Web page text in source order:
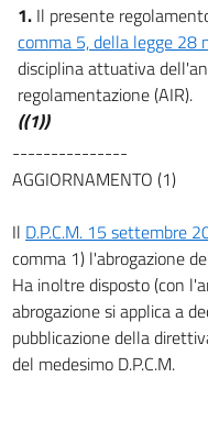
1. Il presente
comma 5, della legge 28
disciplina attuativa
regolamentazione (AIR).
((1))
---------------
AGGIORNAMENTO (1)
Il D.P.C.M. 15 settembre
comma 1) l'abrogazione
Ha inoltre disposto (con
abrogazione si applica a
pubblicazione della
del medesimo D.P.C.M.